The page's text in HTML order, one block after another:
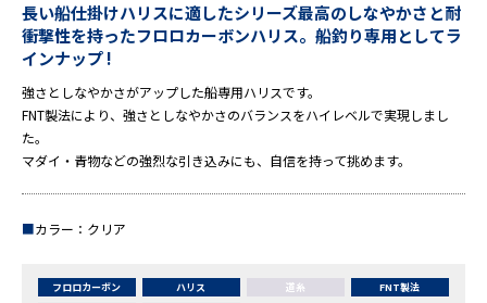
長い船仕掛けハリスに適したシリーズ最高のしなやかさと耐
衝撃性を持ったフロロカーボンハリス。船釣り専用としてラ
インナップ !
強さとしなやかさがアップした船専用ハリスです。
FNT製法により、強さとしなやかさのバランスをハイレベルで実現しまし
た。
マダイ・青物などの強烈な引き込みにも、自信を持って挑めます。
■カラー：クリア
フロロカーボン ハリス 道糸
FNT製法